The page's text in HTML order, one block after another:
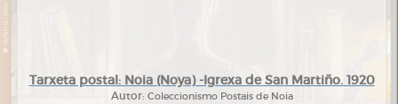
Tarxeta postal: Noia (Noya) -Igrexa de San Martiño. 1920
Autor: Coleccionismo Postais de Noia